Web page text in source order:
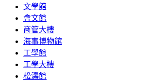
文學館
會文館
商管大樓
海事博物館
工學館
工學大樓
松濤館